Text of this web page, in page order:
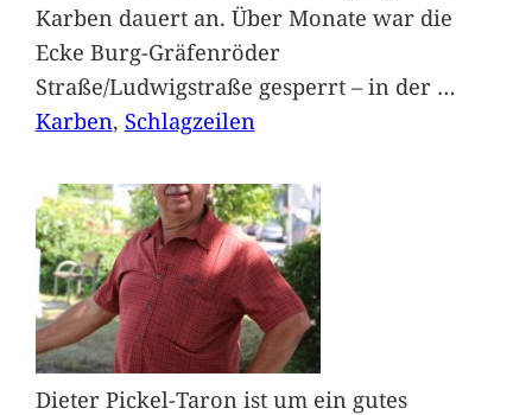
Karben dauert an. Über Monate war die
Ecke Burg-Gräfenröder
Straße/Ludwigstraße gesperrt – in der …
Karben, Schlagzeilen
Dieter Pickel-Taron ist um ein gutes